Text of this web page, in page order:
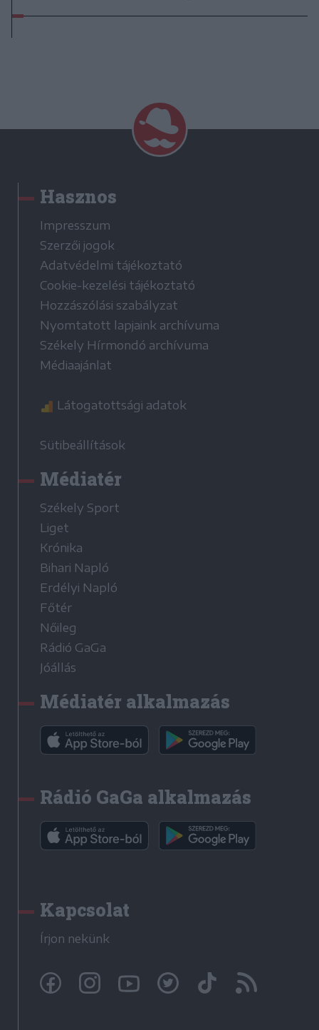
Hasznos
Impresszum
Szerzői jogok
Adatvédelmi tájékoztató
Cookie-kezelési tájékoztató
Hozzászólási szabályzat
Nyomtatott lapjaink archívuma
Székely Hírmondó archívuma
Médiaajánlat
Látogatottsági adatok
Sütibeállítások
Médiatér
Székely Sport
Liget
Krónika
Bihari Napló
Erdélyi Napló
Főtér
Nőileg
Rádió GaGa
Jóállás
Médiatér alkalmazás
Rádió GaGa alkalmazás
Kapcsolat
Írjon nekünk